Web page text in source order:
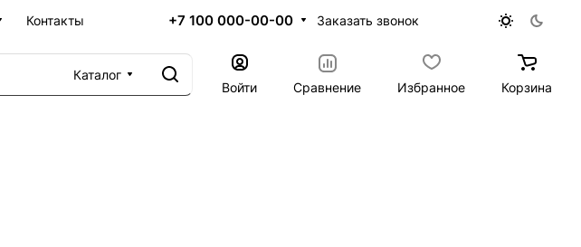
Контакты +7 100 000-00-00 Заказать звонок
Каталог
Войти
Сравнение Избранное Корзина